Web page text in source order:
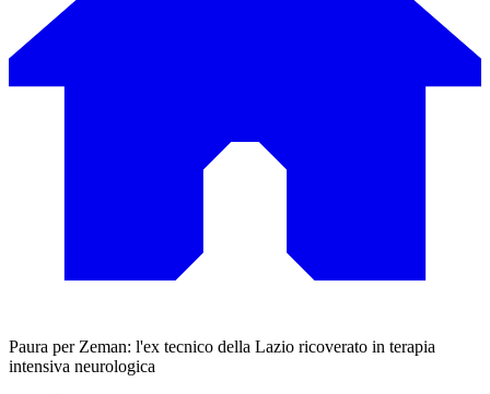
Paura per Zeman: l'ex tecnico della Lazio ricoverato in terapia
intensiva neurologica